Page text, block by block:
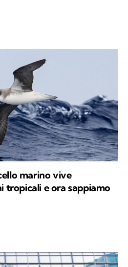
marino vive
tropicali e ora sappiamo